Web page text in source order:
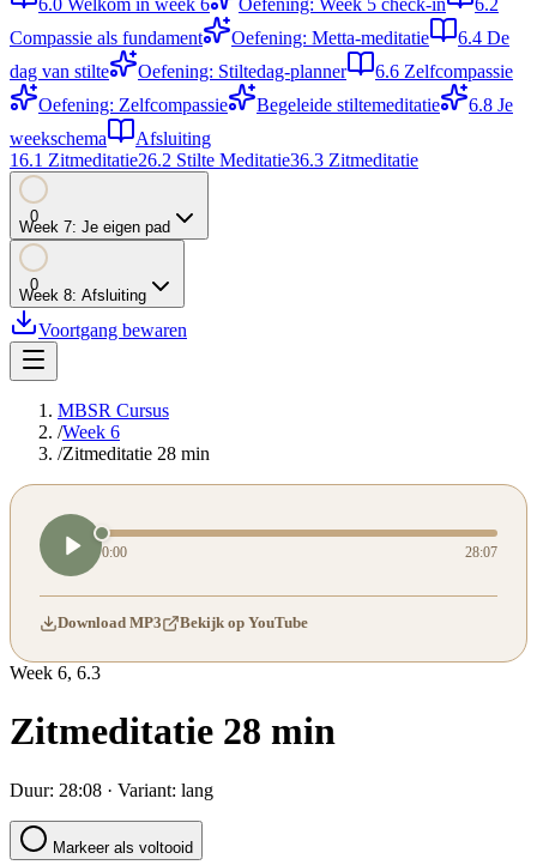
6.0 Welkom in week 6 Oefening: Week 5 check-in
6.2
Compassie als fundament
Oefening: Metta-meditatie 6.4 De
dag van stilte
Oefening: Stiltedag-planner 6.6 Zelfcompassie
Oefening: Zelfcompassie
Begeleide stiltemeditatie 6.8 Je
weekschema
Afsluiting
16.1 Zitmeditatie26.2 Stilte Meditatie36.3 Zitmeditatie
0
Week 7: Je eigen pad
0
Week 8: Afsluiting
Voortgang bewaren
MBSR Cursus
/Week 6
/Zitmeditatie 28 min
0:00 28:07
Download MP3 Bekijk op YouTube
Week 6, 6.3
Zitmeditatie 28 min
Duur: 28:08 · Variant: lang
Markeer als voltooid